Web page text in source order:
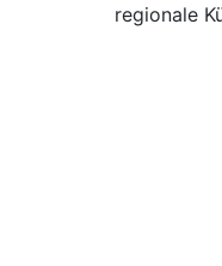
regionale